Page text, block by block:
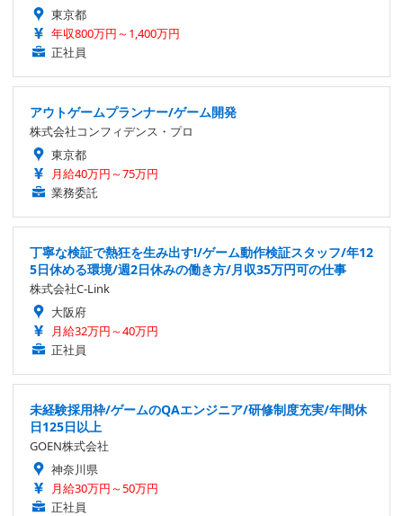
東京都
年収800万円～1,400万円
正社員
アウトゲームプランナー/ゲーム開発
株式会社コンフィデンス・プロ
東京都
月給40万円～75万円
業務委託
丁寧な検証で熱狂を生み出す!/ゲーム動作検証スタッフ/年12
5日休める環境/週2日休みの働き方/月収35万円可の仕事
株式会社C-Link
大阪府
月給32万円～40万円
正社員
未経験採用枠/ゲームのQAエンジニア/研修制度充実/年間休
日125日以上
GOEN株式会社
神奈川県
月給30万円～50万円
正社員